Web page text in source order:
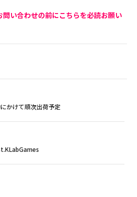
い合わせの前にこちらを必読お願い
かけて順次出荷予定